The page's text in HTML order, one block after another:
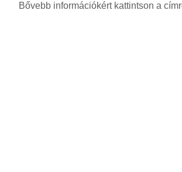
Bővebb információkért kattintson a